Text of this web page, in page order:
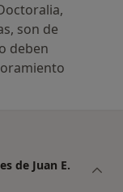
son de
deben
de Juan E.